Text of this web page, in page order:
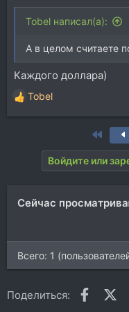
Tobel написал(а):
А в целом считаете
Каждого доллара)
Р
е
Tobel
First
Войдите или
Сейчас
Всего: 1
Поделиться: